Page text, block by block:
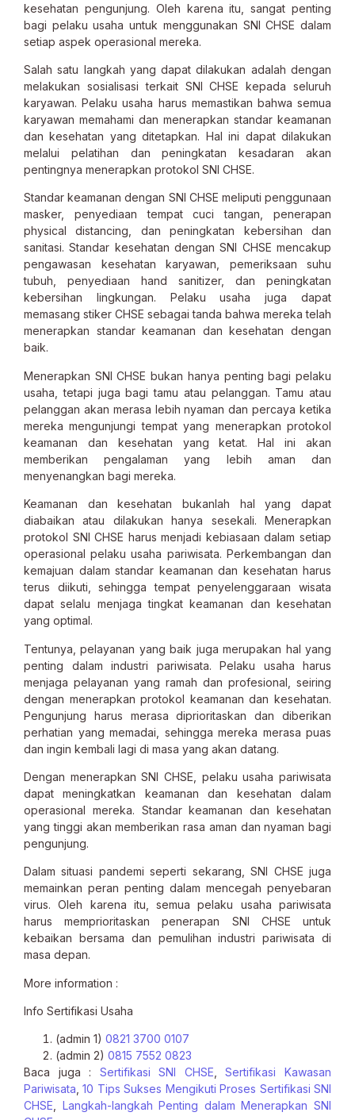
kesehatan pengunjung. Oleh karena itu, sangat penting
bagi pelaku usaha untuk menggunakan SNI CHSE dalam
setiap aspek operasional mereka.
Salah satu langkah yang dapat dilakukan adalah dengan
melakukan sosialisasi terkait SNI CHSE kepada seluruh
karyawan. Pelaku usaha harus memastikan bahwa semua
karyawan memahami dan menerapkan standar keamanan
dan kesehatan yang ditetapkan. Hal ini dapat dilakukan
melalui pelatihan dan peningkatan kesadaran akan
pentingnya menerapkan protokol SNI CHSE.
Standar keamanan dengan SNI CHSE meliputi penggunaan
masker, penyediaan tempat cuci tangan, penerapan
physical distancing, dan peningkatan kebersihan dan
sanitasi. Standar kesehatan dengan SNI CHSE mencakup
pengawasan kesehatan karyawan, pemeriksaan suhu
tubuh, penyediaan hand sanitizer, dan peningkatan
kebersihan lingkungan. Pelaku usaha juga dapat
memasang stiker CHSE sebagai tanda bahwa mereka telah
menerapkan standar keamanan dan kesehatan dengan
baik.
Menerapkan SNI CHSE bukan hanya penting bagi pelaku
usaha, tetapi juga bagi tamu atau pelanggan. Tamu atau
pelanggan akan merasa lebih nyaman dan percaya ketika
mereka mengunjungi tempat yang menerapkan protokol
keamanan dan kesehatan yang ketat. Hal ini akan
memberikan pengalaman yang lebih aman dan
menyenangkan bagi mereka.
Keamanan dan kesehatan bukanlah hal yang dapat
diabaikan atau dilakukan hanya sesekali. Menerapkan
protokol SNI CHSE harus menjadi kebiasaan dalam setiap
operasional pelaku usaha pariwisata. Perkembangan dan
kemajuan dalam standar keamanan dan kesehatan harus
terus diikuti, sehingga tempat penyelenggaraan wisata
dapat selalu menjaga tingkat keamanan dan kesehatan
yang optimal.
Tentunya, pelayanan yang baik juga merupakan hal yang
penting dalam industri pariwisata. Pelaku usaha harus
menjaga pelayanan yang ramah dan profesional, seiring
dengan menerapkan protokol keamanan dan kesehatan.
Pengunjung harus merasa diprioritaskan dan diberikan
perhatian yang memadai, sehingga mereka merasa puas
dan ingin kembali lagi di masa yang akan datang.
Dengan menerapkan SNI CHSE, pelaku usaha pariwisata
dapat meningkatkan keamanan dan kesehatan dalam
operasional mereka. Standar keamanan dan kesehatan
yang tinggi akan memberikan rasa aman dan nyaman bagi
pengunjung.
Dalam situasi pandemi seperti sekarang, SNI CHSE juga
memainkan peran penting dalam mencegah penyebaran
virus. Oleh karena itu, semua pelaku usaha pariwisata
harus memprioritaskan penerapan SNI CHSE untuk
kebaikan bersama dan pemulihan industri pariwisata di
masa depan.
More information :
Info Sertifikasi Usaha
(admin 1) 0821 3700 0107
(admin 2) 0815 7552 0823
Baca juga : Sertifikasi SNI CHSE,Sertifikasi Kawasan
Pariwisata, 10 Tips Sukses Mengikuti Proses Sertifikasi SNI
CHSE, Langkah-langkah Penting dalam Menerapkan SNI